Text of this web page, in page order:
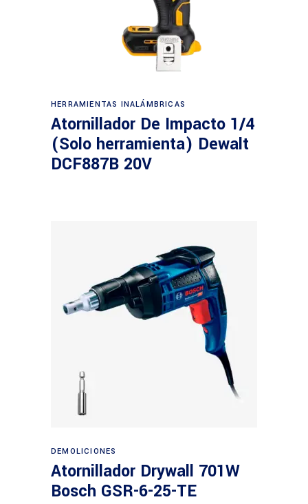
Leer más
HERRAMIENTAS INALÁMBRICAS
Atornillador De Impacto 1/4
(Solo herramienta) Dewalt
DCF887B 20V
DEMOLICIONES
Atornillador Drywall 701W
Bosch GSR-6-25-TE